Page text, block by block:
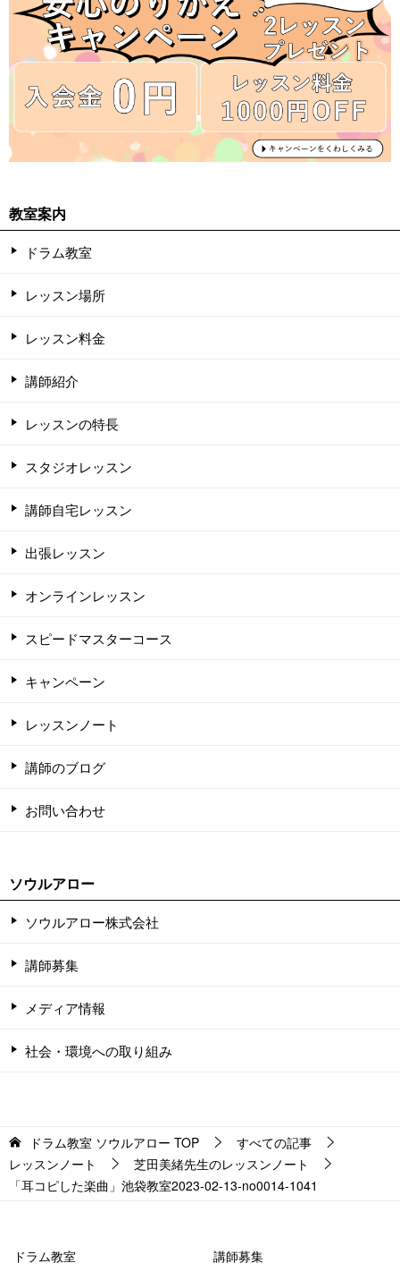
教室案内
ドラム教室
レッスン場所
レッスン料金
講師紹介
レッスンの特長
スタジオレッスン
講師自宅レッスン
出張レッスン
オンラインレッスン
スピードマスターコース
キャンペーン
レッスンノート
講師のブログ
お問い合わせ
ソウルアロー
ソウルアロー株式会社
講師募集
メディア情報
社会・環境への取り組み
ドラム教室 ソウルアロー TOP
すべての記事
レッスンノート
芝田美緒先生のレッスンノート
「耳コピした楽曲」池袋教室2023-02-13-no0014-1041
ドラム教室 講師募集